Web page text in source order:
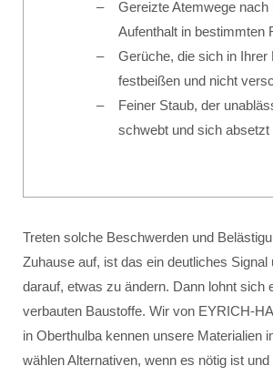
Gereizte Atemwege nach
Aufenthalt in bestimmten
Gerüche, die sich in Ihrer
festbeißen und nicht
Feiner Staub, der
schwebt und sich absetzt
Treten solche Beschwerden und
Zuhause auf, ist das ein deutliches Signal
darauf, etwas zu ändern. Dann lohnt sich
verbauten Baustoffe. Wir von EYRICH-
in Oberthulba kennen unsere Materialien
wählen Alternativen, wenn es nötig ist